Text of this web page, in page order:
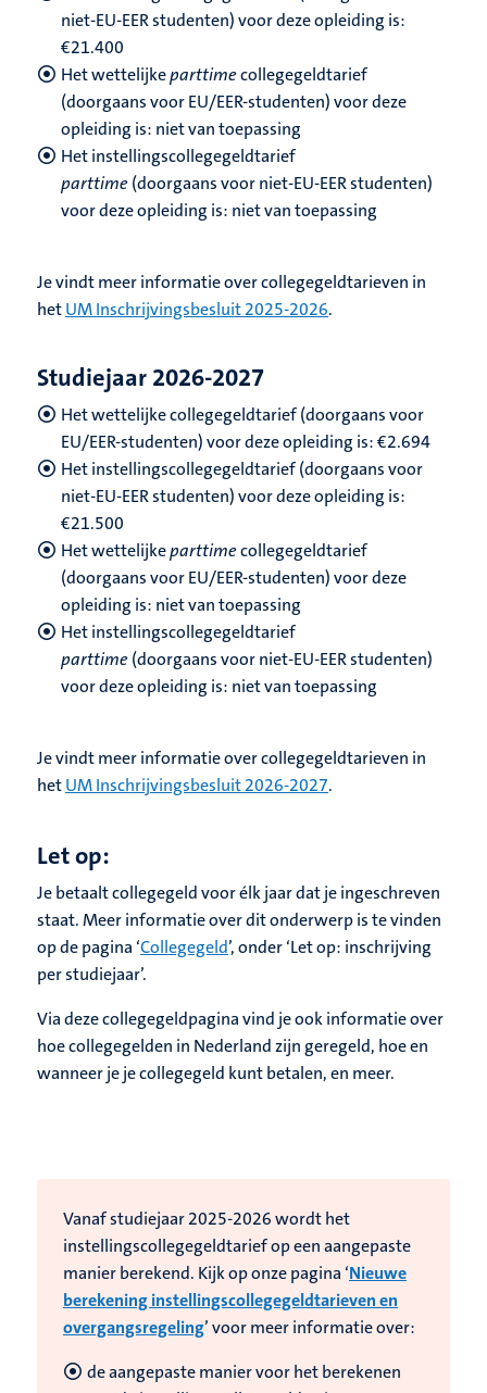
niet-EU-EER studenten) voor deze opleiding is:
€21.400
Het wettelijkeparttimecollegegeldtarief
(doorgaans voor EU/EER-studenten) voor deze
opleiding is: niet van toepassing
Het instellingscollegegeldtarief
parttime(doorgaans voor niet-EU-EER studenten)
voor deze opleiding is: niet van toepassing
Je vindt meer informatie over collegegeldtarieven in
hetUM Inschrijvingsbesluit 2025-2026.
Studiejaar 2026-2027
Het wettelijke collegegeldtarief (doorgaans voor
EU/EER-studenten) voor deze opleiding is: €2.694
Het instellingscollegegeldtarief (doorgaans voor
niet-EU-EER studenten) voor deze opleiding is:
€21.500
Het wettelijkeparttimecollegegeldtarief
(doorgaans voor EU/EER-studenten) voor deze
opleiding is: niet van toepassing
Het instellingscollegegeldtarief
parttime(doorgaans voor niet-EU-EER studenten)
voor deze opleiding is: niet van toepassing
Je vindt meer informatie over collegegeldtarieven in
hetUM Inschrijvingsbesluit 2026-2027.
Let op:
Je betaalt collegegeld voor élk jaar dat je ingeschreven
staat. Meer informatie over dit onderwerp is te vinden
op de pagina ‘Collegegeld’, onder ‘Let op: inschrijving
per studiejaar’.
Via deze collegegeldpagina vind je ook informatie over
hoe collegegelden in Nederland zijn geregeld, hoe en
wanneer je je collegegeld kunt betalen, en meer.
Vanaf studiejaar 2025-2026 wordt het
instellingscollegegeldtarief op een aangepaste
manier berekend. Kijk op onze pagina ‘Nieuwe
berekening instellingscollegegeldtarieven en
overgangsregeling’ voor meer informatie over:
de aangepaste manier voor het berekenen